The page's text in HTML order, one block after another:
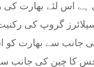
اس لئے بھارت کی
گروپ کی رکنیت
جانب سے بھارت
کا چین کی جانب